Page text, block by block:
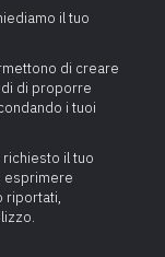
legeil tuo
di creare
di proporre
i tuoi
il tuo
esprimere
riportati,